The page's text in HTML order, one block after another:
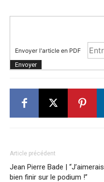
Envoyer l'article en PDF
Article précédent
Jean Pierre Bade | “J’aimerais
bien finir sur le podium !”